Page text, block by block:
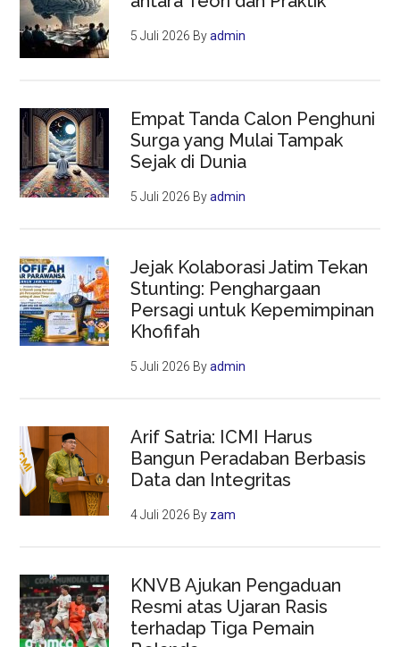
5 Juli 2026 Byadmin
Empat Tanda Calon Penghuni
Surga yang Mulai Tampak
Sejak di Dunia
5 Juli 2026 Byadmin
Jejak Kolaborasi Jatim Tekan
Stunting: Penghargaan
Persagi untuk Kepemimpinan
Khofifah
5 Juli 2026 Byadmin
Arif Satria: ICMI Harus
Bangun Peradaban Berbasis
Data dan Integritas
4 Juli 2026 By zam
KNVB Ajukan Pengaduan
Resmi atas Ujaran Rasis
terhadap Tiga Pemain